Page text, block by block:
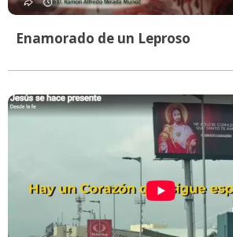
Enamorado de un Leproso